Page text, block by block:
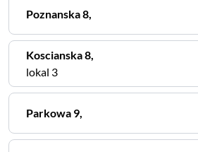
Poznanska8,
Koscianska8,
lokal 3
Parkowa 9,